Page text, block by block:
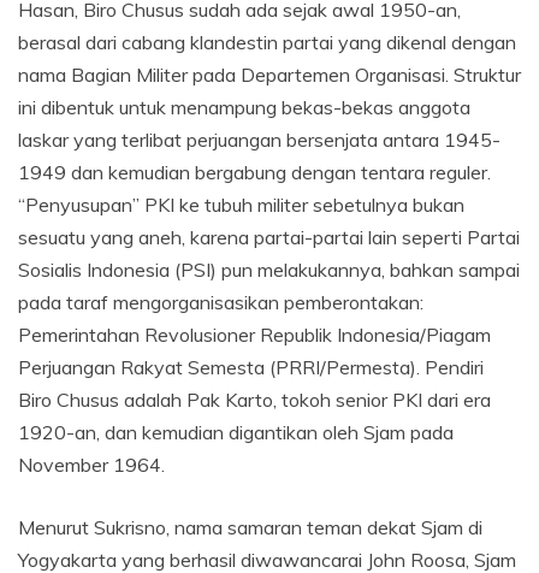
Hasan, Biro Chusus sudah ada sejak awal 1950-an,
berasal dari cabang klandestin partai yang dikenal dengan
nama Bagian Militer pada Departemen Organisasi. Struktur
ini dibentuk untuk menampung bekas-bekas anggota
laskar yang terlibat perjuangan bersenjata antara 1945-
1949 dan kemudian bergabung dengan tentara reguler.
“Penyusupan” PKI ke tubuh militer sebetulnya bukan
sesuatu yang aneh, karena partai-partai lain seperti Partai
Sosialis Indonesia (PSI) pun melakukannya, bahkan sampai
pada taraf mengorganisasikan pemberontakan:
Pemerintahan Revolusioner Republik Indonesia/Piagam
Perjuangan Rakyat Semesta (PRRI/Permesta). Pendiri
Biro Chusus adalah Pak Karto, tokoh senior PKI dari era
1920-an, dan kemudian digantikan oleh Sjam pada
November 1964.
Menurut Sukrisno, nama samaran teman dekat Sjam di
Yogyakarta yang berhasil diwawancarai John Roosa, Sjam